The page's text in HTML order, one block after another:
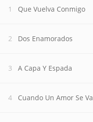
Que Vuelva Conmigo
Dos Enamorados
A Capa Y Espada
Cuando Un Amor Se Va